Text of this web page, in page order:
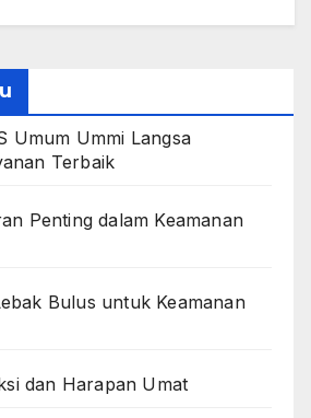
Umum Ummi Langsa
Terbaik
Penting dalam Keamanan
Bulus untuk Keamanan
dan Harapan Umat